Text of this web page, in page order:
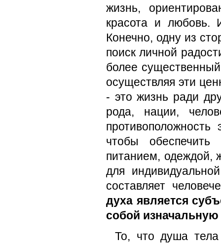
жизнь,
красота и любовь.
Конечно, одну из
поиск личной
более
осуществляя эти
- это жизнь ради
рода, нации,
чтобы
питанием, одеждой,
для
составляет
духа является
собой
То, что душа тела